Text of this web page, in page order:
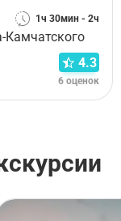
1ч 30мин - 2ч
Камчатского
4.3
6 оценок